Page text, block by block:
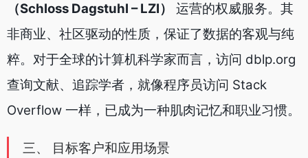
（Schloss Dagstuhl – LZI）
运营的权威服务。其
非商业、社区驱动的性质，保证了数据的客观与纯
粹。对于全球的计算机科学家而言，访问 dblp.org
查询文献、追踪学者，就像程序员访问 Stack
Overflow 一样，已成为一种肌肉记忆和职业习惯。
三、 目标客户和应用场景